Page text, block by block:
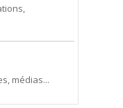
médias...